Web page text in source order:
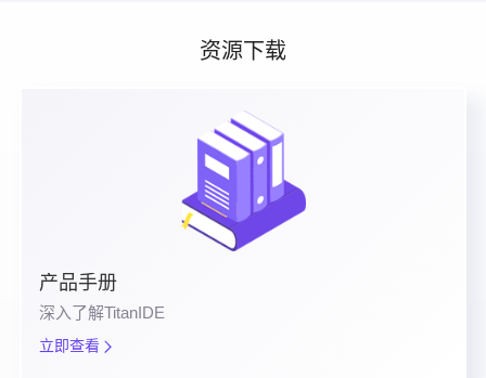
资源下载
产品手册
深入了解TitanIDE
立即查看